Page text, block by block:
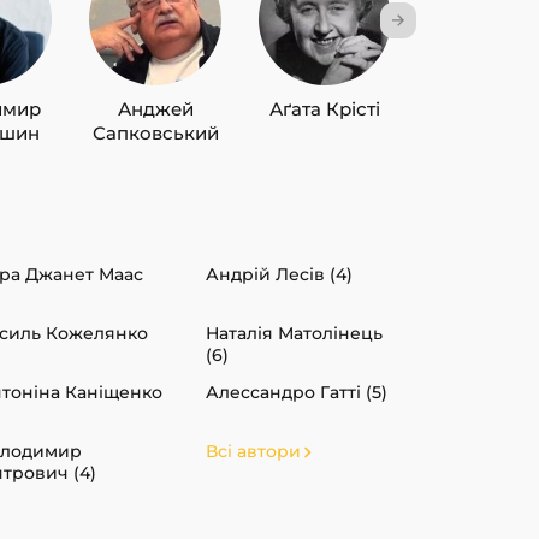
Анджей
Сапковський
Аґата Крісті
Джанет Маас Андрій Лесів (4)
Кожелянко
Наталія Матолінець
(6)
Каніщенко
Алессандро Гатті (5)
(4)
Всі автори